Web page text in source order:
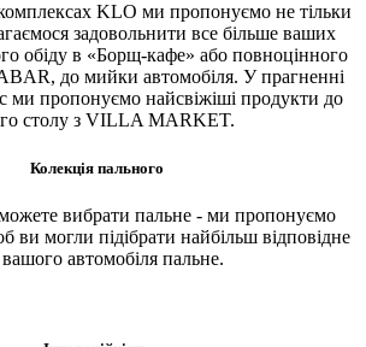
KLO ми пропонуємо не тільки
задовольнити все більше ваших
обіду в «Борщ-кафе» або повноцінного
до мийки автомобіля. У прагненні
ми пропонуємо найсвіжіші продукти до
столу з VILLA MARKET.
Колекція пального
вибрати пальне - ми пропонуємо
ви могли підібрати найбільш відповідне
вашого автомобіля пальне.